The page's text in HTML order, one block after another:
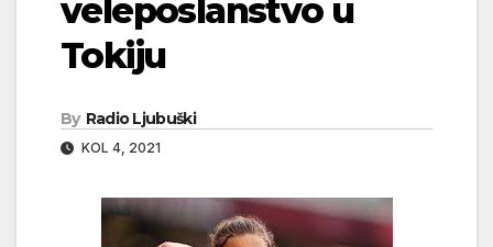
veleposlanstvo u
Tokiju
By Radio Ljubuški
KOL 4, 2021